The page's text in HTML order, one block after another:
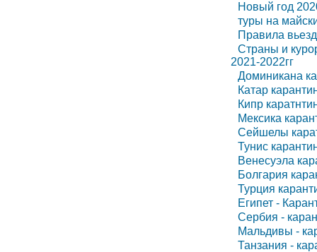
Новый год
туры на
Правила
Страны и
2021-2022гг
Доминикана
Катар
Кипр
Мексика
Сейшелы
Тунис
Венесуэла
Болгария
Турция
Египет -
Сербия -
Мальдивы -
Танзания -